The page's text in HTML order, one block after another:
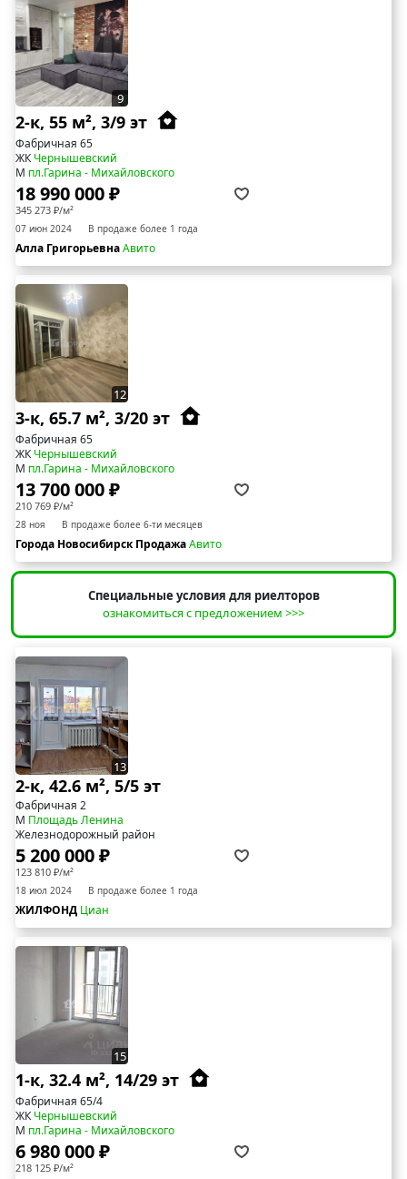
9
2-к, 55 м², 3/9 эт
Фабричная 65
ЖКЧернышевский
М пл.Гарина - Михайловского
18 990 000 ₽
345 273 ₽/м²
07 июн 2024 В продаже более 1 года
Алла ГригорьевнаАвито
12
3-к, 65.7 м², 3/20 эт
Фабричная 65
ЖКЧернышевский
М пл.Гарина - Михайловского
13 700 000 ₽
210 769 ₽/м²
28 ноя В продаже более 6-ти месяцев
Города Новосибирск ПродажаАвито
Специальные условия для риелторов
ознакомиться с предложением >>>
13
2-к, 42.6 м², 5/5 эт
Фабричная 2
М Площадь Ленина
Железнодорожный район
5 200 000 ₽
123 810 ₽/м²
18 июл 2024 В продаже более 1 года
ЖИЛФОНД Циан
15
1-к, 32.4 м², 14/29 эт
Фабричная 65/4
ЖКЧернышевский
М пл.Гарина - Михайловского
6 980 000 ₽
218 125 ₽/м²